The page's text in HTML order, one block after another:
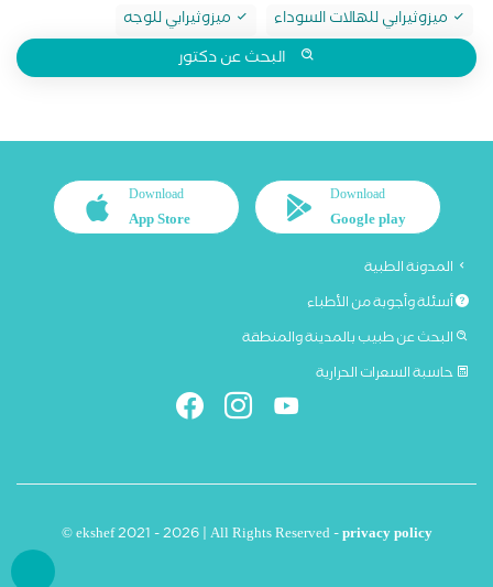
ميزوثيرابي للهالات السوداء
ميزوثيرابي للوجه
البحث عن دكتور
Download
Google play
Download
App Store
المدونة الطبية
أسئلة وأجوبة من الأطباء
البحث عن طبيب بالمدينة والمنطقة
حاسبة السعرات الحرارية
© ekshef 2021 - 2026 | All Rights Reserved -privacy policy